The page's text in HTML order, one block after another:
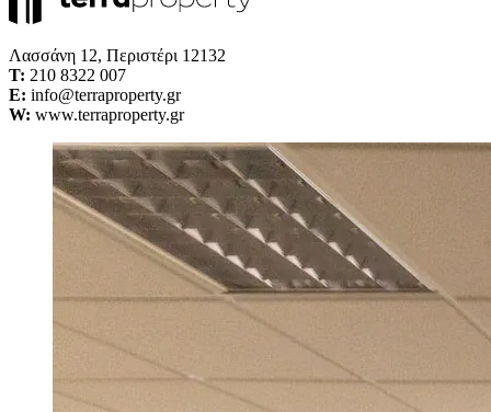
Λασσάνη 12, Περιστέρι 12132
Τ: 210 8322 007
E: info@terraproperty.gr
W: www.terraproperty.gr